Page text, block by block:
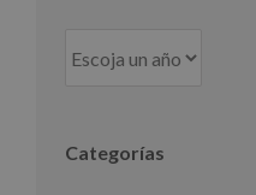
Categorías